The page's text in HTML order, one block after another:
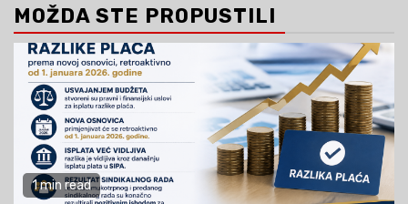
MOŽDA STE PROPUSTILI
1 min read